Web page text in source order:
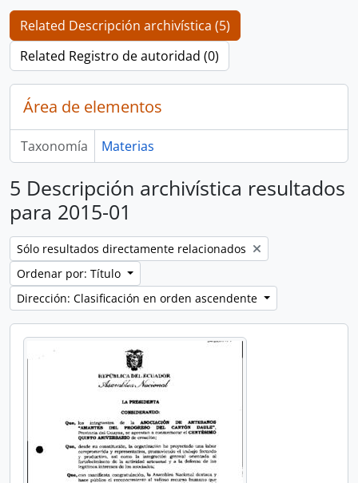
Related Descripción archivística (5)
Related Registro de autoridad (0)
Área de elementos
Taxonomía Materias
5 Descripción archivística resultados
para 2015-01
Remove filter:
Sólo resultados directamente relacionados
Ordenar por: Título
Dirección: Clasificación en orden ascendente